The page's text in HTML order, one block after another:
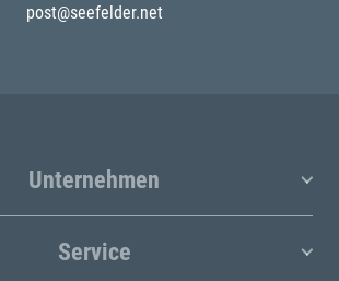
post@seefelder.net
Unternehmen
Service